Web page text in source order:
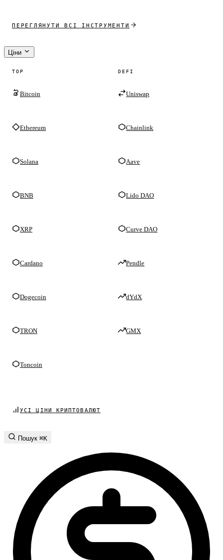
ПЕРЕГЛЯНУТИ ВСІ ІНСТРУМЕНТИ
Ціни
TOP
Bitcoin
Ethereum
Solana
BNB
XRP
Cardano
Dogecoin
TRON
Toncoin
DEFI
Uniswap
Chainlink
Aave
Lido DAO
Curve DAO
Pendle
dYdX
GMX
УСІ ЦІНИ КРИПТОВАЛЮТ
Пошук ⌘K